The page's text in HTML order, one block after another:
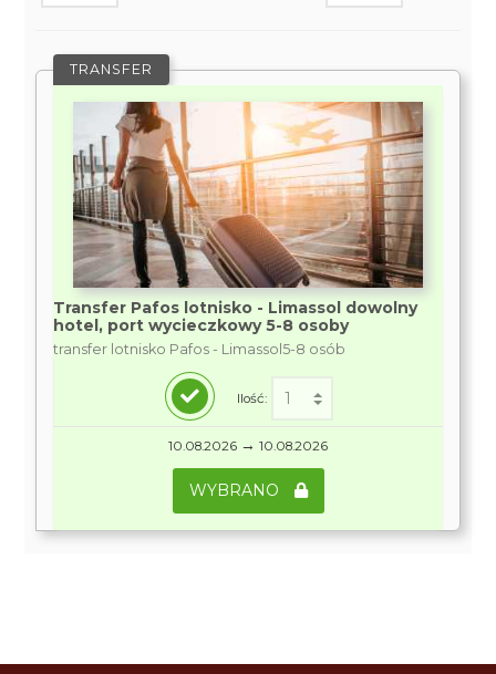
TRANSFER
Transfer Pafos lotnisko - Limassol dowolny
hotel, port wycieczkowy 5-8 osoby
transfer lotnisko Pafos - Limassol5-8 osób
Ilość:
10.08.2026 → 10.08.2026
WYBRANO